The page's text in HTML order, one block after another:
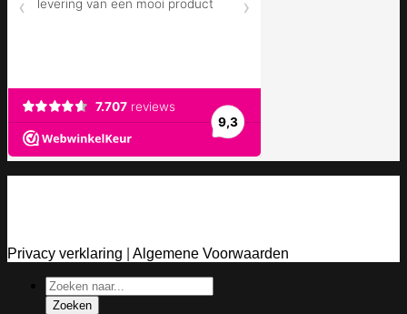
Privacy verklaring
Algemene Voorwaarden
Producten
zoeken
Zoeken